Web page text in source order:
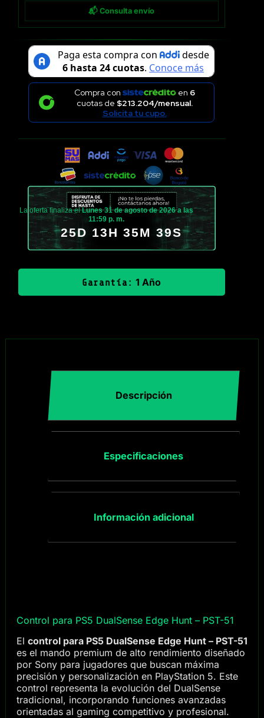
📬 Consulta envío
Compra con en 6
cuotas de $213.204/mensual.
Solicita tu cupo.
La oferta finaliza elLunes 31 de agosto de 2026 a las
11:59 p. m.
25D 13H 35M 38S
Garantía: 1 Año
Descripción
Especificaciones
Información adicional
Control para PS5 DualSense Edge Hunt – PST-51
El control para PS5 DualSense Edge Hunt – PST-51
es el mando premium de alto rendimiento diseñado
por Sony para jugadores que buscan máxima
precisión y personalización en PlayStation 5. Este
control representa la evolución del DualSense
tradicional, incorporando funciones avanzadas
orientadas al gaming competitivo y profesional.